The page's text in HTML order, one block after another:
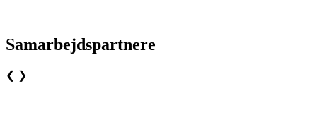
Samarbejdspartnere
❮ ❯